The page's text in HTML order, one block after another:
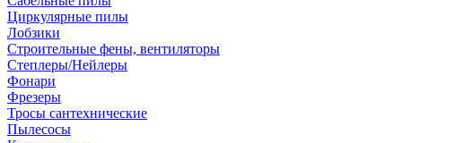
Циркулярные пилы
Лобзики
Строительные фены, вентиляторы
Степлеры/Нейлеры
Фонари
Фрезеры
Тросы сантехнические
Пылесосы